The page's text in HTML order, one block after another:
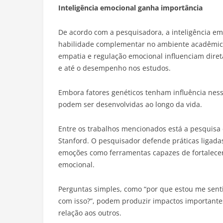
Inteligência emocional ganha importância
De acordo com a pesquisadora, a inteligência
habilidade complementar no ambiente
empatia e regulação emocional influenciam
e até o desempenho nos estudos.
Embora fatores genéticos tenham influência
podem ser desenvolvidas ao longo da vida.
Entre os trabalhos mencionados está a
Stanford. O pesquisador defende práticas
emoções como ferramentas capazes de
emocional.
Perguntas simples, como “por que estou me
com isso?”, podem produzir impactos
relação aos outros.